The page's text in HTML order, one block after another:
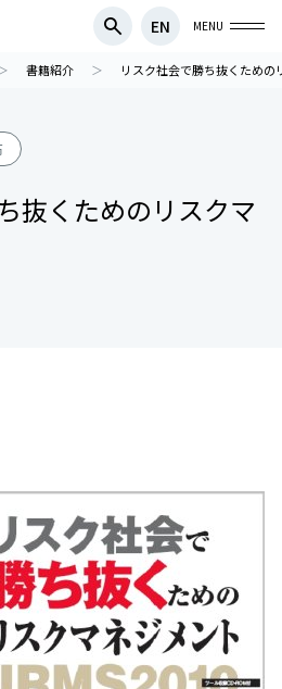
EN MENU
書籍紹介 リスク社会で勝ち抜くための
抜くためのリスクマ